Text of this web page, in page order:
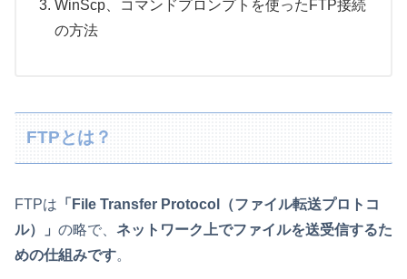
WinScp、コマンドプロンプトを使ったFTP接続
の方法
FTPとは？
FTPは 「File Transfer Protocol（ファイル転送プロトコ
ル）」 の略で、 ネットワーク上でファイルを送受信するた
めの仕組みです。